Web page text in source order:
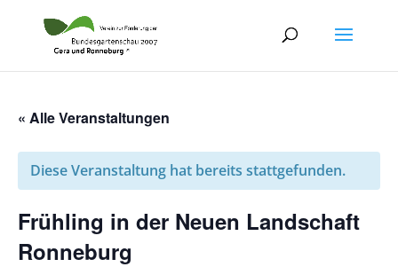
« Alle Veranstaltungen
Diese Veranstaltung hat bereits stattgefunden.
Frühling in der Neuen Landschaft
Ronneburg